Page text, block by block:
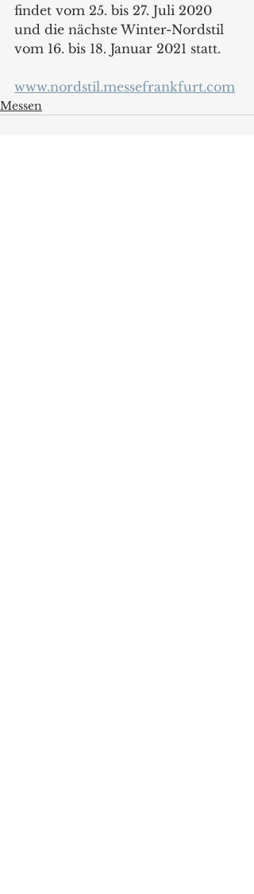
findet vom 25. bis 27. Juli 2020
und die nächste Winter-Nordstil
vom 16. bis 18. Januar 2021 statt.
www.nordstil.messefrankfurt.com
Messen